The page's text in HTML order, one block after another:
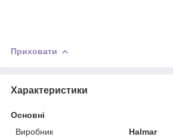
Приховати
Характеристики
Основні
Виробник
Halmar